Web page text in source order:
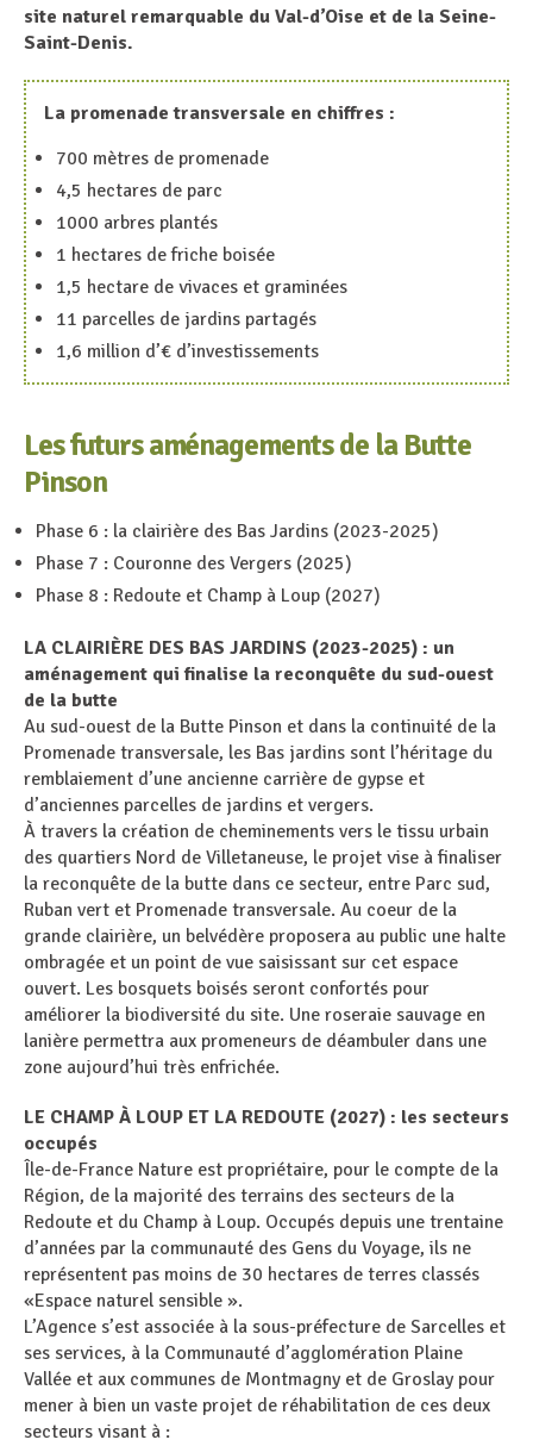
site naturel remarquable du Val-d’Oise et de la Seine-
Saint-Denis.
La promenade transversale en chiffres :
700 mètres de promenade
4,5 hectares de parc
1000 arbres plantés
1 hectares de friche boisée
1,5 hectare de vivaces et graminées
11 parcelles de jardins partagés
1,6 million d’€ d’investissements
Les futurs aménagements de la Butte
Pinson
Phase 6 : la clairière des Bas Jardins (2023-2025)
Phase 7 : Couronne des Vergers (2025)
Phase 8 : Redoute et Champ à Loup (2027)
LA CLAIRIÈRE DES BAS JARDINS (2023-2025) : un
aménagement qui finalise la reconquête du sud-ouest
de la butte
Au sud-ouest de la Butte Pinson et dans la continuité de la
Promenade transversale, les Bas jardins sont l’héritage du
remblaiement d’une ancienne carrière de gypse et
d’anciennes parcelles de jardins et vergers.
À travers la création de cheminements vers le tissu urbain
des quartiers Nord de Villetaneuse, le projet vise à finaliser
la reconquête de la butte dans ce secteur, entre Parc sud,
Ruban vert et Promenade transversale. Au coeur de la
grande clairière, un belvédère proposera au public une halte
ombragée et un point de vue saisissant sur cet espace
ouvert. Les bosquets boisés seront confortés pour
améliorer la biodiversité du site. Une roseraie sauvage en
lanière permettra aux promeneurs de déambuler dans une
zone aujourd’hui très enfrichée.
LE CHAMP À LOUP ET LA REDOUTE (2027) : les secteurs
occupés
Île-de-France Nature est propriétaire, pour le compte de la
Région, de la majorité des terrains des secteurs de la
Redoute et du Champ à Loup. Occupés depuis une trentaine
d’années par la communauté des Gens du Voyage, ils ne
représentent pas moins de 30 hectares de terres classés
«Espace naturel sensible ».
L’Agence s’est associée à la sous-préfecture de Sarcelles et
ses services, à la Communauté d’agglomération Plaine
Vallée et aux communes de Montmagny et de Groslay pour
mener à bien un vaste projet de réhabilitation de ces deux
secteurs visant à :